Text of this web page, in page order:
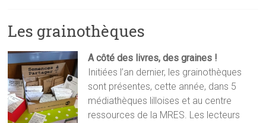
Les grainothèques
A côté des livres, des graines !
Initiées l’an dernier, les grainothèques
sont présentes, cette année, dans 5
médiathèques lilloises et au centre
ressources de la MRES. Les lecteurs